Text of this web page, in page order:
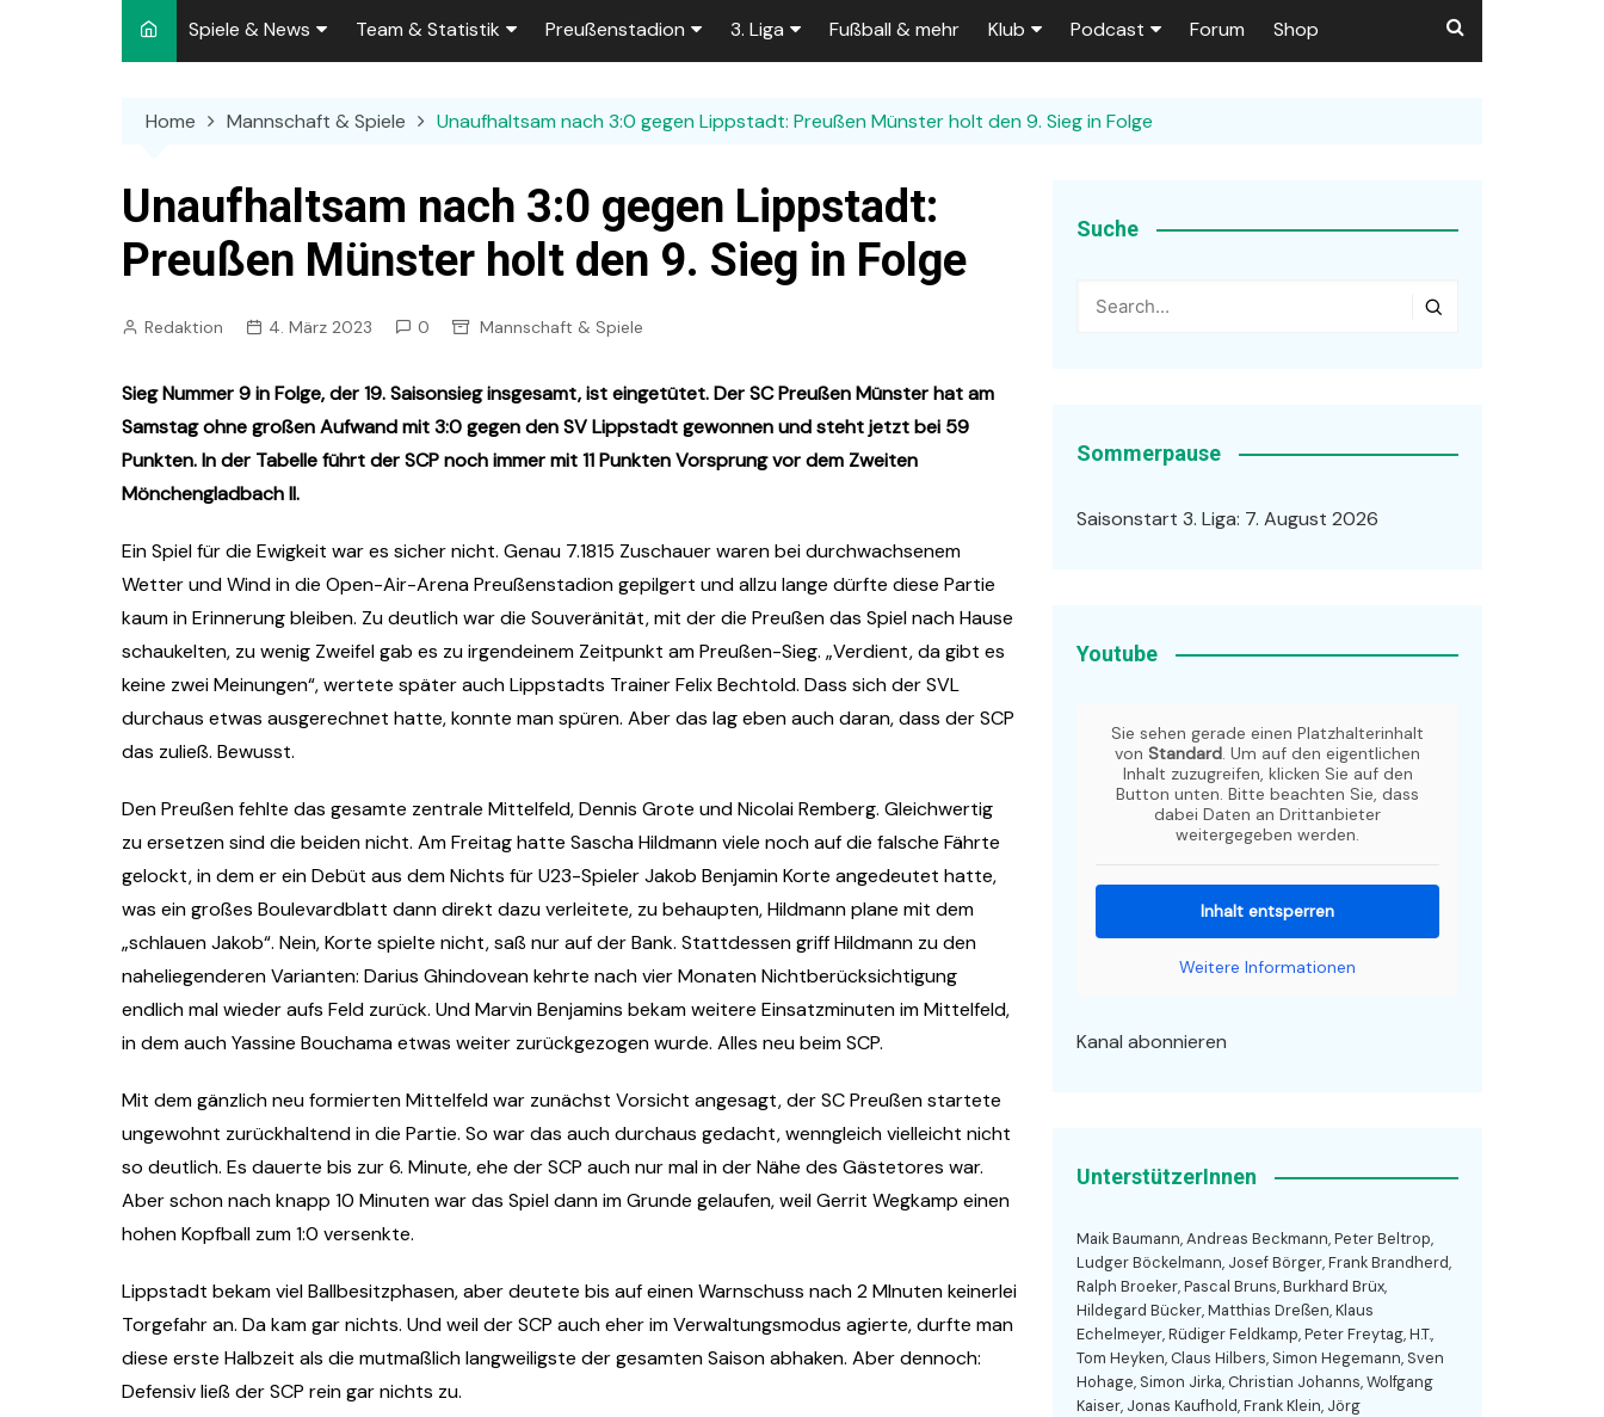
Spiele & News
Team-News
Punktspiele
Testspiele
Archiv
Spielplan 2025/2026
Team & Statistik
Sperren und Ausfälle
Zuschauer-Statistik
„Kicker“ Elf des Tages
Ewige Tabellen
DFB-Strafen
Preußenstadion
Fragen und Antworten
Stadionumbau ab 2025
Stadion-News
Stadion-Meilensteine
Das aktuelle
Zuschauerkapazität
Bau der Trainingsplätze
3. Liga
Spielplan
Aktuelle Serien
Zuschauer-Statistik
Rahmentermine
Fußball & mehr Klub
Unterstützer dieser Seite
Ex-Preußen
Podcast Forum Shop
Home Mannschaft & Spiele Unaufhaltsam nach 3:0 gegen Lippstadt: Preußen Münster holt den 9. Sieg in Folge
Unaufhaltsam nach 3:0 gegen Lippstadt:
Preußen Münster holt den 9. Sieg in Folge
Redaktion 4. März 2023 0 Mannschaft & Spiele
Sieg Nummer 9 in Folge, der 19. Saisonsieg insgesamt, ist eingetütet. Der SC Preußen Münster hat am
Samstag ohne großen Aufwand mit 3:0 gegen den SV Lippstadt gewonnen und steht jetzt bei 59
Punkten. In der Tabelle führt der SCP noch immer mit 11 Punkten Vorsprung vor dem Zweiten
Mönchengladbach II.
Ein Spiel für die Ewigkeit war es sicher nicht. Genau 7.1815 Zuschauer waren bei durchwachsenem
Wetter und Wind in die Open-Air-Arena Preußenstadion gepilgert und allzu lange dürfte diese Partie
kaum in Erinnerung bleiben. Zu deutlich war die Souveränität, mit der die Preußen das Spiel nach Hause
schaukelten, zu wenig Zweifel gab es zu irgendeinem Zeitpunkt am Preußen-Sieg. „Verdient, da gibt es
keine zwei Meinungen“, wertete später auch Lippstadts Trainer Felix Bechtold. Dass sich der SVL
durchaus etwas ausgerechnet hatte, konnte man spüren. Aber das lag eben auch daran, dass der SCP
das zuließ. Bewusst.
Den Preußen fehlte das gesamte zentrale Mittelfeld, Dennis Grote und Nicolai Remberg. Gleichwertig
zu ersetzen sind die beiden nicht. Am Freitag hatte Sascha Hildmann viele noch auf die falsche Fährte
gelockt, in dem er ein Debüt aus dem Nichts für U23-Spieler Jakob Benjamin Korte angedeutet hatte,
was ein großes Boulevardblatt dann direkt dazu verleitete, zu behaupten, Hildmann plane mit dem
„schlauen Jakob“. Nein, Korte spielte nicht, saß nur auf der Bank. Stattdessen griff Hildmann zu den
naheliegenderen Varianten: Darius Ghindovean kehrte nach vier Monaten Nichtberücksichtigung
endlich mal wieder aufs Feld zurück. Und Marvin Benjamins bekam weitere Einsatzminuten im Mittelfeld,
in dem auch Yassine Bouchama etwas weiter zurückgezogen wurde. Alles neu beim SCP.
Mit dem gänzlich neu formierten Mittelfeld war zunächst Vorsicht angesagt, der SC Preußen startete
ungewohnt zurückhaltend in die Partie. So war das auch durchaus gedacht, wenngleich vielleicht nicht
so deutlich. Es dauerte bis zur 6. Minute, ehe der SCP auch nur mal in der Nähe des Gästetores war.
Aber schon nach knapp 10 Minuten war das Spiel dann im Grunde gelaufen, weil Gerrit Wegkamp einen
hohen Kopfball zum 1:0 versenkte.
Lippstadt bekam viel Ballbesitzphasen, aber deutete bis auf einen Warnschuss nach 2 MInuten keinerlei
Torgefahr an. Da kam gar nichts. Und weil der SCP auch eher im Verwaltungsmodus agierte, durfte man
diese erste Halbzeit als die mutmaßlich langweiligste der gesamten Saison abhaken. Aber dennoch:
Defensiv ließ der SCP rein gar nichts zu.
Suche
Sommerpause
Saisonstart 3. Liga: 7. August 2026
Youtube
Sie sehen gerade einen Platzhalterinhalt
von Standard. Um auf den eigentlichen
Inhalt zuzugreifen, klicken Sie auf den
Button unten. Bitte beachten Sie, dass
dabei Daten an Drittanbieter
weitergegeben werden.
Inhalt entsperren
Weitere Informationen
Kanal abonnieren
UnterstützerInnen
Maik Baumann, Andreas Beckmann, Peter Beltrop,
Ludger Böckelmann, Josef Börger, Frank Brandherd,
Ralph Broeker, Pascal Bruns, Burkhard Brüx,
Hildegard Bücker, Matthias Dreßen, Klaus
Echelmeyer, Rüdiger Feldkamp, Peter Freytag, H.T.,
Tom Heyken, Claus Hilbers, Simon Hegemann, Sven
Hohage, Simon Jirka, Christian Johanns, Wolfgang
Kaiser, Jonas Kaufhold, Frank Klein, Jörg